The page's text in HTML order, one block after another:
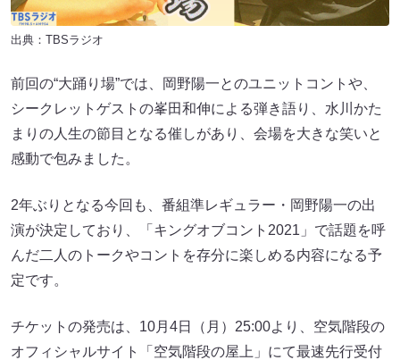
出典：TBSラジオ
前回の“大踊り場”では、岡野陽一とのユニットコントや、
シークレットゲストの峯田和伸による弾き語り、水川かた
まりの人生の節目となる催しがあり、会場を大きな笑いと
感動で包みました。
2年ぶりとなる今回も、番組準レギュラー・岡野陽一の出
演が決定しており、「キングオブコント2021」で話題を呼
んだ二人のトークやコントを存分に楽しめる内容になる予
定です。
チケットの発売は、10月4日（月）25:00より、空気階段の
オフィシャルサイト「空気階段の屋上」にて最速先行受付